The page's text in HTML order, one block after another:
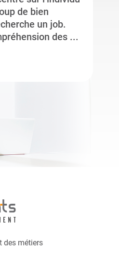
de bien
un job.
des ...
des métiers